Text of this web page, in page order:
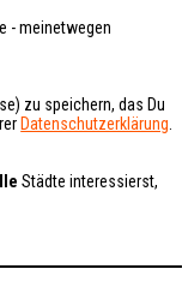
- meinetwegen
zu speichern, das Du
Datenschutzerklärung
Städte interessierst,